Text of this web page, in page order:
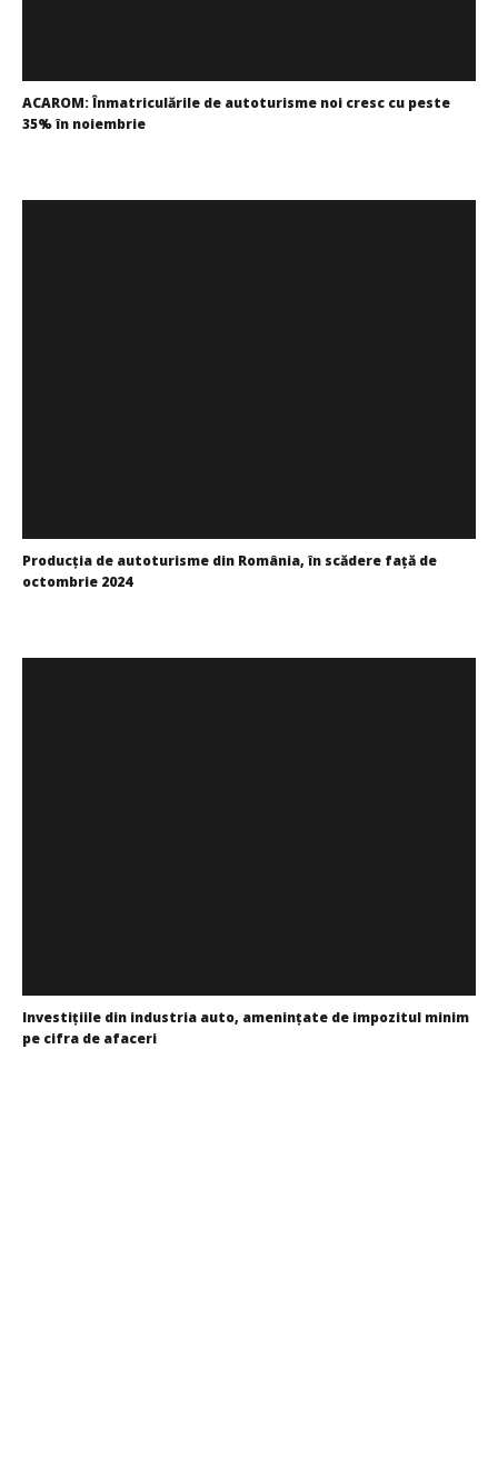
ACAROM: Înmatriculările de autoturisme noi cresc cu peste
35% în noiembrie
Producția de autoturisme din România, în scădere față de
octombrie 2024
Investiţiile din industria auto, ameninţate de impozitul minim
pe cifra de afaceri